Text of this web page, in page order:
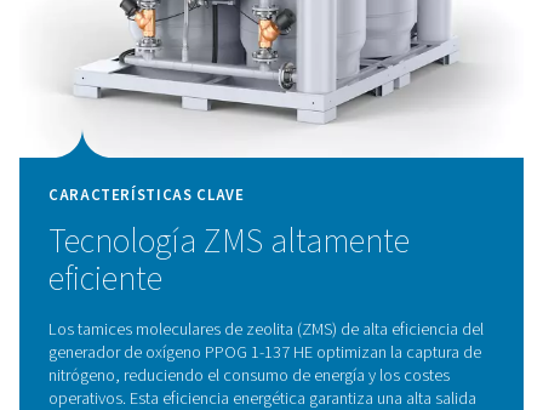
El generador de oxígeno PPOG 1-137 HE utiliza la
tecnología de adsorción por cambio de presión
suministrar un oxígeno de alta pureza con una
excepcional. Esta tecnología funciona separando el
otros gases de la atmósfera, aprovechando las
variables. El aire ambiente se pasa a través de
de tamices moleculares de zeolita (ZMS), que
selectivamente el nitrógeno y otras impurezas, lo que
que solo pase el oxígeno purificado. Al alternar entre
bajas presiones a través de los depósitos, los ZMS se
continuamente, lo que garantiza un suministro de